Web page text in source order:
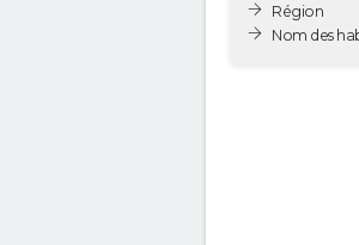
Région
Nom des